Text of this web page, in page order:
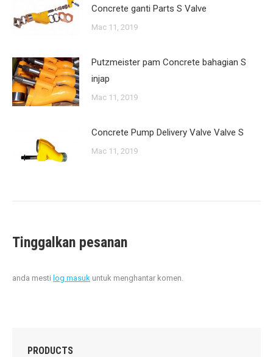
Concrete ganti Parts S Valve
Mac 11, 2019
Putzmeister pam Concrete bahagian S
injap
Mac 11, 2019
Concrete Pump Delivery Valve Valve S
Mac 11, 2019
Tinggalkan pesanan
anda mesti log masuk untuk menghantar komen.
PRODUCTS